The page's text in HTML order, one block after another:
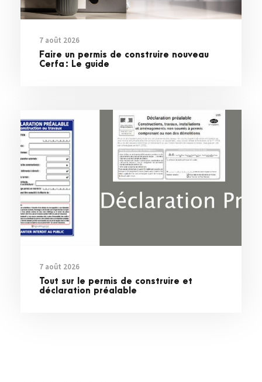
7 août 2026
Faire un permis de construire nouveau
Cerfa : Le guide
7 août 2026
Tout sur le permis de construire et
déclaration préalable